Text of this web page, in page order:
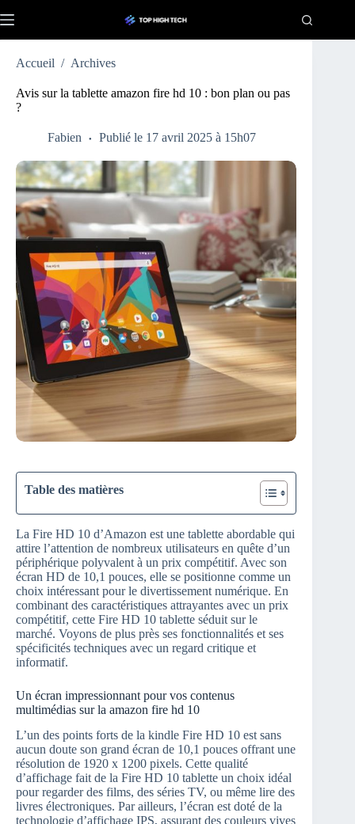
au
Accueil / Archives
Avis sur la tablette amazon fire hd 10 : bon plan ou pas
?
Fabien Publié le 17 avril 2025 à 15h07
Table des matières
La Fire HD 10 d’Amazon est une tablette abordable qui
attire l’attention de nombreux utilisateurs en quête d’un
périphérique polyvalent à un prix compétitif. Avec son
écran HD de 10,1 pouces, elle se positionne comme un
choix intéressant pour le divertissement numérique. En
combinant des caractéristiques attrayantes avec un prix
compétitif, cette Fire HD 10 tablette séduit sur le
marché. Voyons de plus près ses fonctionnalités et ses
spécificités techniques avec un regard critique et
informatif.
Un écran impressionnant pour vos contenus
multimédias sur la amazon fire hd 10
L’un des points forts de la kindle Fire HD 10 est sans
aucun doute son grand écran de 10,1 pouces offrant une
résolution de 1920 x 1200 pixels. Cette qualité
d’affichage fait de la Fire HD 10 tablette un choix idéal
pour regarder des films, des séries TV, ou même lire des
livres électroniques. Par ailleurs, l’écran est doté de la
technologie d’affichage IPS, assurant des couleurs vives